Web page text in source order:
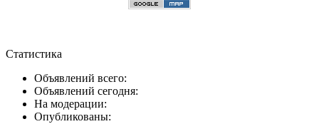
Статистика
Объявлений всего:
Объявлений сегодня:
На модерации:
Опубликованы: